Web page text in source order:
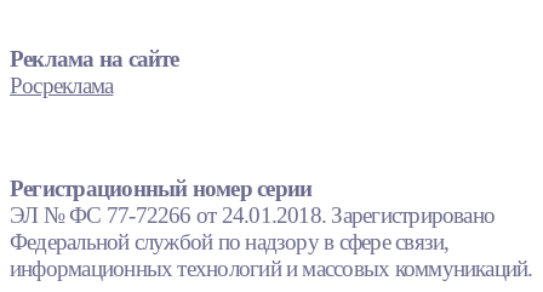
Реклама на сайте
Росреклама
Регистрационный номер серии
ЭЛ № ФС 77-72266 от 24.01.2018. Зарегистрировано
Федеральной службой по надзору в сфере связи,
информационных технологий и массовых коммуникаций.